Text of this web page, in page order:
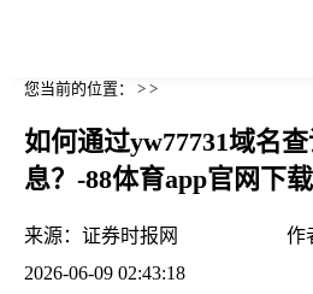
您当前的位置： > >
如何通过yw77731域名
息？-88体育app官网下载
来源： 证券时报网 作
2026-06-09 02:43:18